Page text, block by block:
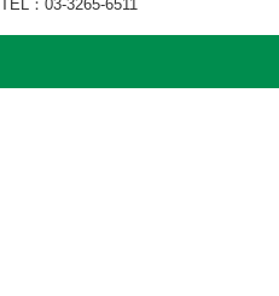
TEL：03-3265-6511